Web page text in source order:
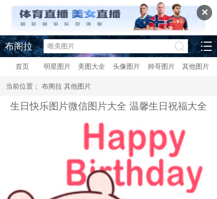
✕
布阁拉
首页 明星图片 美图大全 头像图片 帅哥图片 其他图片
当前位置： 布阁拉 其他图片
生日快乐图片微信图片大全 温馨生日祝福大全